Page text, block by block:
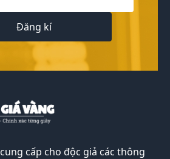
Đăng kí
cung cấp cho độc giả các thông